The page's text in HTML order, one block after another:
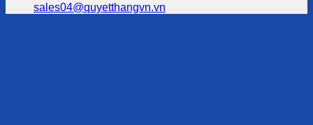
sales04@quyetthangvn.vn